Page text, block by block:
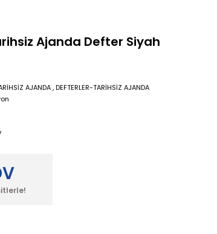
Ajanda Defter Siyah
AJANDA,DEFTERLER-TARİHSİZ AJANDA